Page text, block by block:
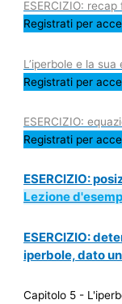
ESERCIZIO:
Registrati per
L’iperbole e la sua
Registrati per
ESERCIZIO:
Registrati per
ESERCIZIO:
Lezione
ESERCIZIO:
iperbole, dato
Capitolo 5 -